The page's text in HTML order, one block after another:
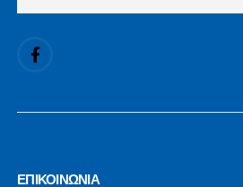
ΕΠΙΚΟΙΝΩΝΙΑ